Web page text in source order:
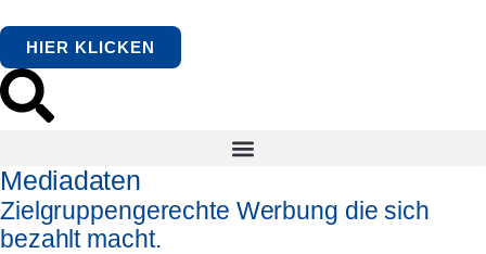
HIER KLICKEN
Mediadaten
Zielgruppengerechte Werbung die sich
bezahlt macht.